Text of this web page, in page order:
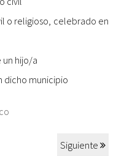
o religioso, celebrado en
hijo/a
dicho municipio
Siguiente